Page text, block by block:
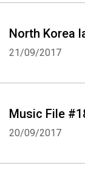
North Korea
21/09/2017
Music File
20/09/2017